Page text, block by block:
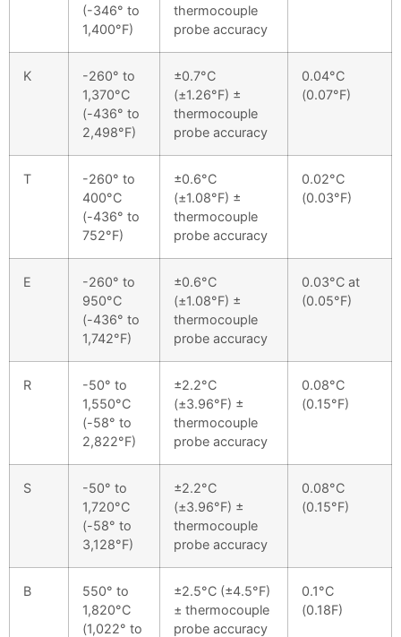
(-346° to
1,400°F)
thermocouple
probe accuracy
K
-260° to
1,370°C
(-436° to
2,498°F)
±0.7°C
(±1.26°F) ±
thermocouple
probe accuracy
0.04°C
(0.07°F)
T
-260° to
400°C
(-436° to
752°F)
±0.6°C
(±1.08°F) ±
thermocouple
probe accuracy
0.02°C
(0.03°F)
E
-260° to
950°C
(-436° to
1,742°F)
±0.6°C
(±1.08°F) ±
thermocouple
probe accuracy
0.03°C at
(0.05°F)
R
-50° to
1,550°C
(-58° to
2,822°F)
±2.2°C
(±3.96°F) ±
thermocouple
probe accuracy
0.08°C
(0.15°F)
S
-50° to
1,720°C
(-58° to
3,128°F)
±2.2°C
(±3.96°F) ±
thermocouple
probe accuracy
0.08°C
(0.15°F)
B
550° to
1,820°C
(1,022° to
±2.5°C (±4.5°F)
± thermocouple
probe accuracy
0.1°C
(0.18F)